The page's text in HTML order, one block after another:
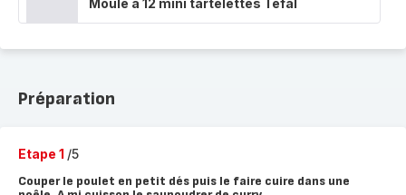
Moule à 12 mini tartelettes Tefal
Préparation
Etape 1 /5
Couper le poulet en petit dés puis le faire cuire dans une